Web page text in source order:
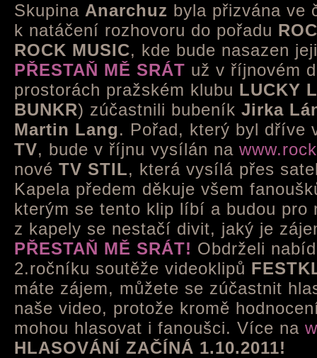
Skupina Anarchuz byla přizvána ve
k natáčení rozhovoru do pořadu
ROCK MUSIC, kde bude nasazen
PŘESTAŇ MĚ SRÁT už v říjnovém
prostorách pražském klubu LUCKY
BUNKR) zúčastnili bubeník Jirka
Martin Lang. Pořad, který byl dříve
TV, bude v říjnu vysílán na
nové TV STIL, která vysílá přes
Kapela předem děkuje všem
kterým se tento klip líbí a budou pro
z kapely se nestačí divit, jaký je
PŘESTAŇ MĚ SRÁT! Obdrželi
2.ročníku soutěže videoklipů
máte zájem, můžete se zúčastnit
naše video, protože kromě
mohou hlasovat i fanoušci. Více na
HLASOVÁNÍ ZAČÍNÁ 1.10.2011!